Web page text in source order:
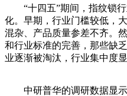
“十四五”期间，指纹锁行
化。早期，行业门槛较低，
混杂、产品质量参差不齐。
和行业标准的完善，那些缺
业逐渐被淘汰，行业集中度显
中研普华的调研数据显示